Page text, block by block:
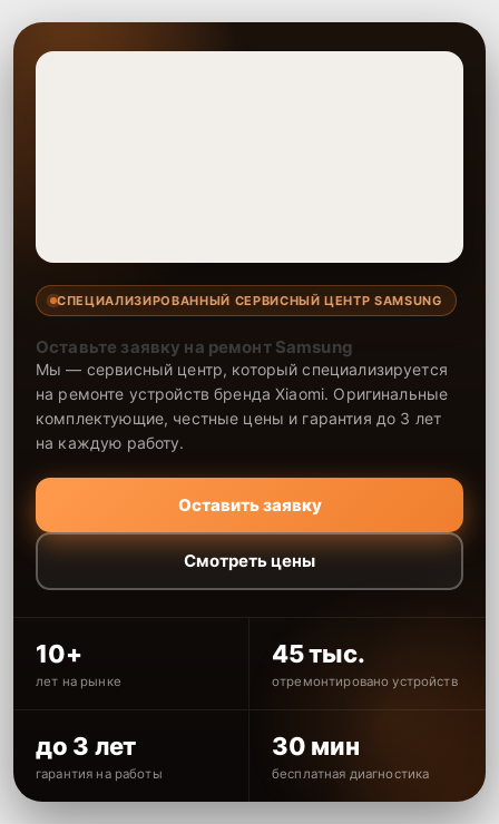
без перебоев. Мастера обладают необходимым опытом для
электросхемы проводится с соблюдением всех стандартов.
СПЕЦИАЛИЗИРОВАННЫЙ СЕРВИСНЫЙ ЦЕНТР SAMSUNG
Оставьте заявку на ремонт Samsung
Мы — сервисный центр, который специализируется
на ремонте устройств бренда Xiaomi. Оригинальные
комплектующие, честные цены и гарантия до 3 лет
на каждую работу.
Оставить заявку
Смотреть цены
10+
лет на рынке
45 тыс.
отремонтировано устройств
до 3 лет
гарантия на работы
30 мин
бесплатная диагностика